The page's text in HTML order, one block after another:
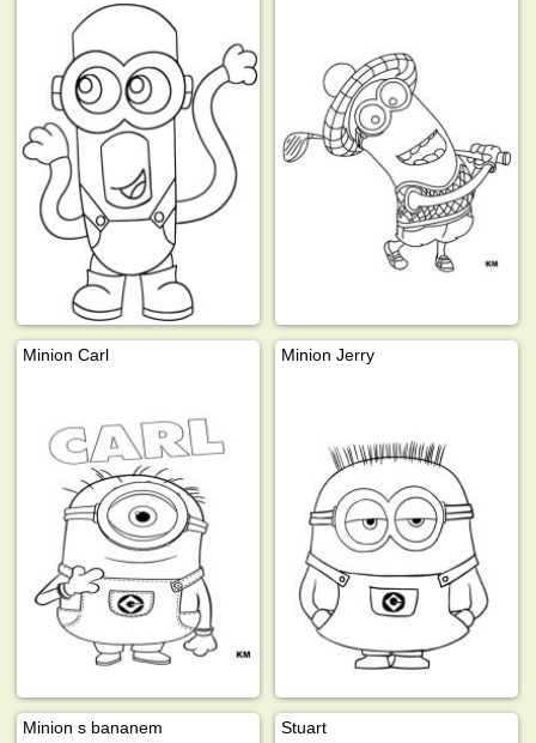
Minion Carl Minion Jerry
Minion s bananem Stuart